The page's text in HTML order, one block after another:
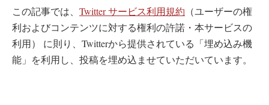
この記事では、 Twitter サービス利用規約 （ユーザーの権
利およびコンテンツに対する権利の許諾・本サービスの
利用） に則り、Twitterから提供されている「埋め込み機
能」を利用し、投稿を埋め込ませていただいています。